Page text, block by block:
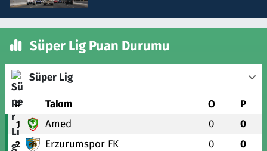
Süper Lig Puan Durumu
Süper Lig
# Takım O P
1 Amed 0 0
2 Erzurumspor FK 0 0